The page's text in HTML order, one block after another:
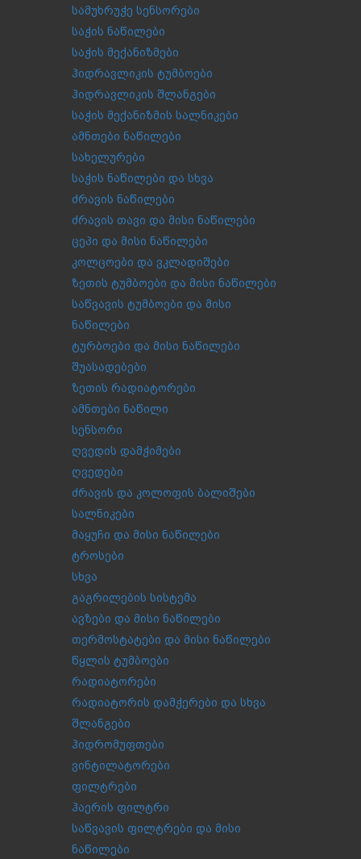
სამუხრუჭე სენსორები
საჭის ნაწილები
საჭის მექანიზმები
ჰიდრავლიკის ტუმბოები
ჰიდრავლიკის შლანგები
საჭის მექანიზმის სალნიკები
ამნთები ნაწილები
სახელურები
საჭის ნაწილები და სხვა
ძრავის ნაწილები
ძრავის თავი და მისი ნაწილები
ცეპი და მისი ნაწილები
კოლცოები და ვკლადიშები
ზეთის ტუმბოები და მისი ნაწილები
საწვავის ტუმბოები და მისი
ნაწილები
ტურბოები და მისი ნაწილები
შუასადებები
ზეთის რადიატორები
ამნთები ნაწილი
სენსორი
ღვედის დამჭიმები
ღვედები
ძრავის და კოლოფის ბალიშები
სალნიკები
მაყუჩი და მისი ნაწილები
ტროსები
სხვა
გაგრილების სისტემა
ავზები და მისი ნაწილები
თერმოსტატები და მისი ნაწილები
წყლის ტუმბოები
რადიატორები
რადიატორის დამჭერები და სხვა
შლანგები
ჰიდრომუფთები
ვინტილატორები
ფილტრები
ჰაერის ფილტრი
საწვავის ფილტრები და მისი
ნაწილები